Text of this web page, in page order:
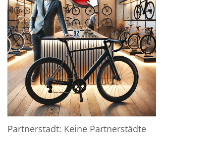
Partnerstadt: Keine Partnerstädte